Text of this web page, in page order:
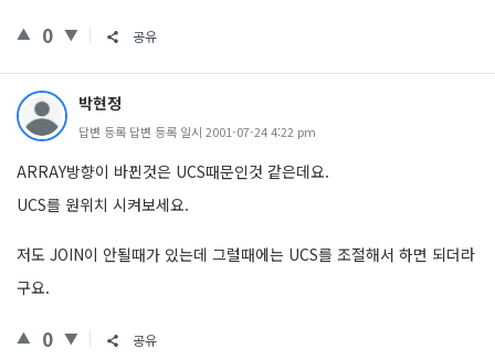
0 공유
박현정
답변 등록 답변 등록 일시 2001-07-24 4:22 pm
ARRAY방향이 바뀐것은 UCS때문인것 같은데요.
UCS를 원위치 시켜보세요.
저도 JOIN이 안될때가 있는데 그럴때에는 UCS를 조절해서 하면 되더라
구요.
0 공유